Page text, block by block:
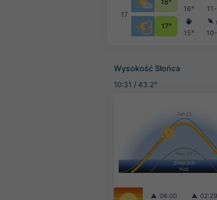
17
18°
17°
16°
15°
Wysokość Słońca
10:31 / 43.2°
▲ 06:00
▲